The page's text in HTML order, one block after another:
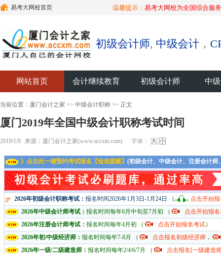
易考大网校首页 温馨提示： 易考大网校为全国综合服
初级会计师, 中级会计 ，
网站首页 会计继续教育 初级会计师 中
当前位置： 厦门会计之家 >> 中级会计职称 >> 正文
厦门2019年全国中级会计职称考试时间
2019/1/9 来源：厦门会计之家(www.accxm.com) 字体： 大 小
》点击此一键预约考试报名【短信提醒】 (初级会计、中级会计、注册会计
2026年初级会计职称考试： 报名时间2026年1月3日-1月24日 （
点击开始
2026年中级会计师考试： 报名时间每年6月中旬至7月初 （
点击开始报
2026年注册会计师考试： 报名时间每年4月初 （ 点击开始报名考试）
2026年初/中级经济师： 报名时间每年7-8月 （ 点击报名初级经济师 ，
2026年一级/二级建造师： 报名时间每年2/4/6/7月 （ 点击报名[一级建造